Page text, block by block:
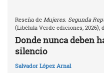
Reseña de Mujeres. Segunda
(Libélula Verde ediciones, 2026),
Donde nunca deben
silencio
Salvador López Arnal